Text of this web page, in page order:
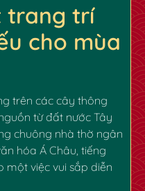
trang trí
cho mùa
trên các cây thông
từ đất nước Tây
chuông nhà thờ ngân
hóa Á Châu, tiếng
một việc vui sắp diễn